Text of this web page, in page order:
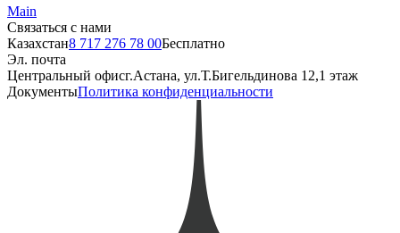
Main
Связаться с нами
Казахстан8 717 276 78 00Бесплатно
Эл. почта
Центральный офисг.Астана, ул.Т.Бигельдинова 12,1 этаж
ДокументыПолитика конфиденциальности